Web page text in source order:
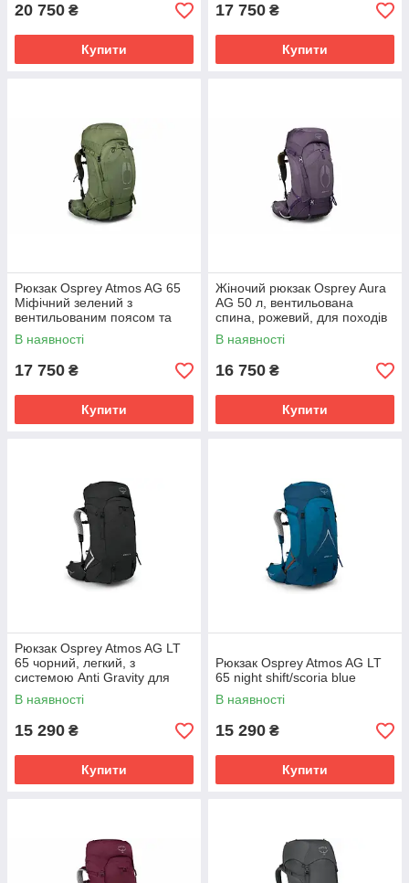
20 750 ₴
Купити
17 750 ₴
Купити
Рюкзак Osprey Atmos AG 65
Міфічний зелений з
вентильованим поясом та
системою AntiGravity, 2,18 кг
В наявності
17 750 ₴
Купити
Жіночий рюкзак Osprey Aura
AG 50 л, вентильована
спина, рожевий, для походів
В наявності
16 750 ₴
Купити
Рюкзак Osprey Atmos AG LT
65 чорний, легкий, з
системою Anti Gravity для
трекінгу та хайкінгу.
В наявності
15 290 ₴
Купити
Рюкзак Osprey Atmos AG LT
65 night shift/scoria blue
В наявності
15 290 ₴
Купити